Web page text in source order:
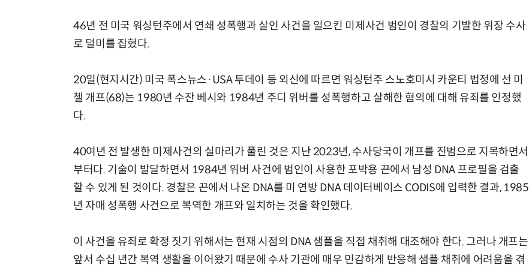
46년 전 미국 워싱턴주에서 연쇄 성폭행과 살인 사건을 일으킨 미제사건 범인이 경찰의 기발한 위장 수사
로 덜미를 잡혔다.
20일(현지시간) 미국 폭스뉴스·USA 투데이 등 외신에 따르면 워싱턴주 스노호미시 카운티 법정에 선 미
첼 개프(68)는 1980년 수잔 베시와 1984년 주디 위버를 성폭행하고 살해한 혐의에 대해 유죄를 인정했
다.
40여년 전 발생한 미제사건의 실마리가 풀린 것은 지난 2023년, 수사당국이 개프를 진범으로 지목하면서
부터다. 기술이 발달하면서 1984년 위버 사건에 범인이 사용한 포박용 끈에서 남성 DNA 프로필을 검출
할 수 있게 된 것이다. 경찰은 끈에서 나온 DNA를 미 연방 DNA 데이터베이스 CODIS에 입력한 결과, 1985
년 자매 성폭행 사건으로 복역한 개프와 일치하는 것을 확인했다.
이 사건을 유죄로 확정 짓기 위해서는 현재 시점의 DNA 샘플을 직접 채취해 대조해야 한다. 그러나 개프는
앞서 수십 년간 복역 생활을 이어왔기 때문에 수사 기관에 매우 민감하게 반응해 샘플 채취에 어려움을 겪